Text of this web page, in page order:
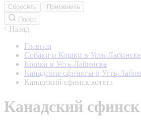
Сбросить
Применить
Поиск
Назад
Главная
Собаки и Кошки в Усть-Лабинске
Кошки в Усть-Лабинске
Канадские сфинксы в Усть-
Канадский сфинск котята
Канадский